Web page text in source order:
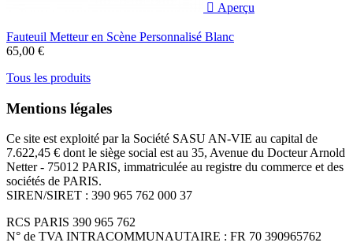
 Aperçu
Fauteuil Metteur en Scène Personnalisé Blanc
65,00 €
Tous les produits
Mentions légales
Ce site est exploité par la Société SASU AN-VIE au capital de
7.622,45 € dont le siège social est au 35, Avenue du Docteur Arnold
Netter - 75012 PARIS, immatriculée au registre du commerce et des
sociétés de PARIS.
SIREN/SIRET : 390 965 762 000 37
RCS PARIS 390 965 762
N° de TVA INTRACOMMUNAUTAIRE : FR 70 390965762